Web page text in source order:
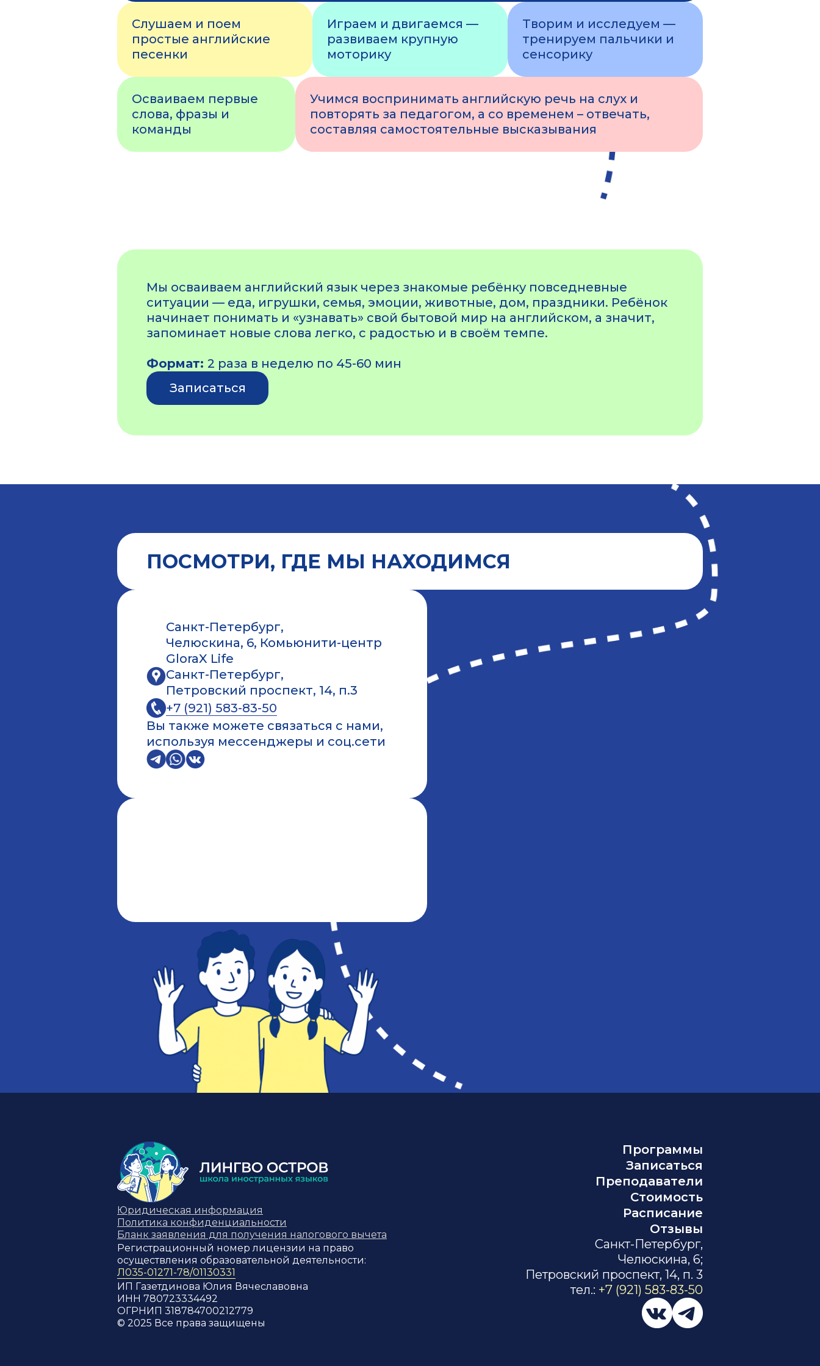
Слушаем и поем
простые английские
песенки
Играем и двигаемся —
развиваем крупную
моторику
Творим и исследуем —
тренируем пальчики и
сенсорику
Осваиваем первые
слова, фразы и
команды
Учимся воспринимать английскую речь на слух и
повторять за педагогом, а со временем – отвечать,
составляя самостоятельные высказывания
Мы осваиваем английский язык через знакомые ребёнку повседневные
ситуации — еда, игрушки, семья, эмоции, животные, дом, праздники. Ребёнок
начинает понимать и «узнавать» свой бытовой мир на английском, а значит,
запоминает новые слова легко, с радостью и в своём темпе.
Формат: 2 раза в неделю по 45-60 мин
Записаться
ПОСМОТРИ, ГДЕ МЫ НАХОДИМСЯ
Санкт-Петербург,
Челюскина, 6, Комьюнити-центр
GloraX Life
Санкт-Петербург,
Петровский проспект, 14, п.3
+7 (921) 583-83-50
Вы также можете связаться с нами,
используя мессенджеры и соц.сети
Юридическая информация
Политика конфиденциальности
Бланк заявления для получения налогового вычета
Регистрационный номер лицензии на право
осуществления образовательной деятельности:
Л035-01271-78/01130331
ИП Газетдинова Юлия Вячеславовна
ИНН 780723334492
ОГРНИП 318784700212779
© 2025 Все права защищены
Программы
Записаться
Преподаватели
Стоимость
Расписание
Отзывы
Санкт-Петербург,
Челюскина, 6;
Петровский проспект, 14, п. 3
тел.: +7 (921) 583-83-50